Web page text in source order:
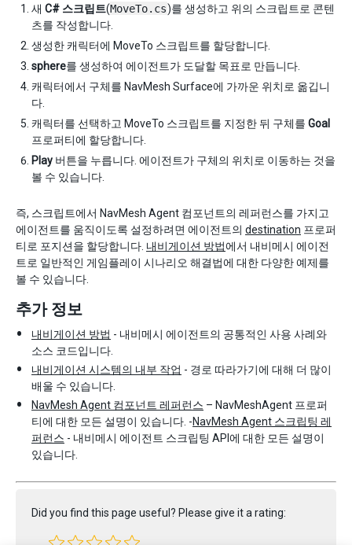
새 C# 스크립트(MoveTo.cs)를 생성하고 위의 스크립트로 콘텐
츠를 작성합니다.
생성한 캐릭터에 MoveTo 스크립트를 할당합니다.
sphere를 생성하여 에이전트가 도달할 목표로 만듭니다.
캐릭터에서 구체를 NavMesh Surface에 가까운 위치로 옮깁니
다.
캐릭터를 선택하고 MoveTo 스크립트를 지정한 뒤 구체를 Goal
프로퍼티에 할당합니다.
Play 버튼을 누릅니다. 에이전트가 구체의 위치로 이동하는 것을
볼 수 있습니다.
즉, 스크립트에서 NavMesh Agent 컴포넌트의 레퍼런스를 가지고
에이전트를 움직이도록 설정하려면 에이전트의 destination 프로퍼
티로 포지션을 할당합니다. 내비게이션 방법에서 내비메시 에이전
트로 일반적인 게임플레이 시나리오 해결법에 대한 다양한 예제를
볼 수 있습니다.
추가 정보
내비게이션 방법 - 내비메시 에이전트의 공통적인 사용 사례와
소스 코드입니다.
내비게이션 시스템의 내부 작업 - 경로 따라가기에 대해 더 많이
배울 수 있습니다.
NavMesh Agent 컴포넌트 레퍼런스 – NavMeshAgent 프로퍼
티에 대한 모든 설명이 있습니다. -NavMesh Agent 스크립팅 레
퍼런스 - 내비메시 에이전트 스크립팅 API에 대한 모든 설명이
있습니다.
Did you find this page useful? Please give it a rating: